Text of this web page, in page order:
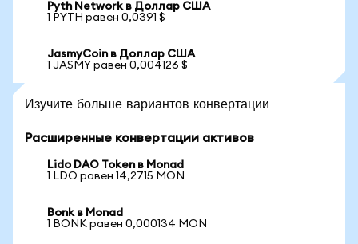
Pyth Network в Доллар США
1 PYTH равен 0,0391 $
JasmyCoin в Доллар США
1 JASMY равен 0,004126 $
Изучите больше вариантов конвертации
Расширенные конвертации активов
Lido DAO Token в Monad
1 LDO равен 14,2715 MON
Bonk в Monad
1 BONK равен 0,000134 MON